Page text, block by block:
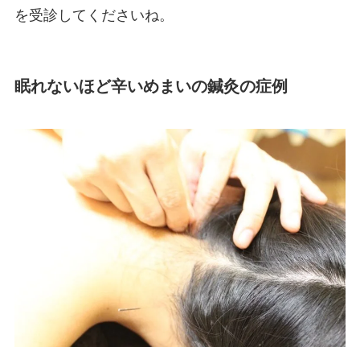
を受診してくださいね。
眠れないほど辛いめまいの鍼灸の症例